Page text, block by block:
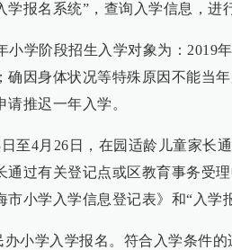
学报名系统”，查询入学信息，进
小学阶段招生入学对象为：2019
确因身体状况等特殊原因不能当
请推迟一年入学。
日至4月26日，在园适龄儿童家长
通过有关登记点或区教育事务受
市小学入学信息登记表》和“入学
办小学入学报名。符合入学条件